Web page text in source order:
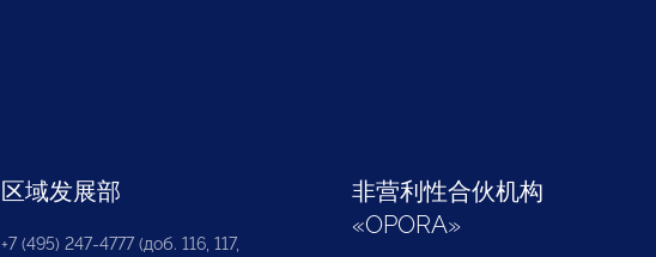
区域发展部
+7 (495) 247-4777 (доб. 116, 117,
非营利性合伙机构
«OPORA»